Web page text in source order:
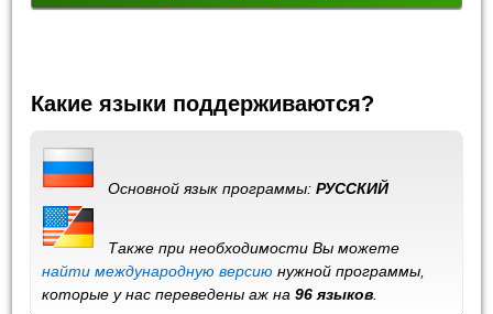
Какие языки поддерживаются?
Основной язык программы:РУССКИЙ
Также при необходимости Вы можете
найти международную версию нужной программы,
которые у нас переведены аж на96 языков